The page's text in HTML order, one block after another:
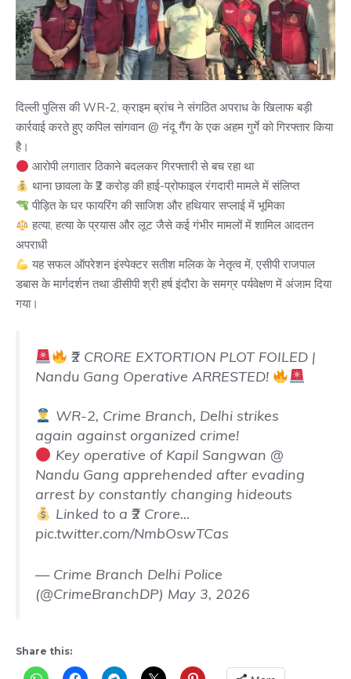
दिल्ली पुलिस की WR-2, क्राइम ब्रांच ने संगठित अपराध के खिलाफ बड़ी
कार्रवाई करते हुए कपिल सांगवान @ नंदू गैंग के एक अहम गुर्गे को गिरफ्तार किया
है।
आरोपी लगातार ठिकाने बदलकर गिरफ्तारी से बच रहा था
थाना छावला के ₹2 करोड़ की हाई-प्रोफाइल रंगदारी मामले में संलिप्त
पीड़ित के घर फायरिंग की साजिश और हथियार सप्लाई में भूमिका
हत्या, हत्या के प्रयास और लूट जैसे कई गंभीर मामलों में शामिल आदतन
अपराधी
यह सफल ऑपरेशन इंस्पेक्टर सतीश मलिक के नेतृत्व में, एसीपी राजपाल
डबास के मार्गदर्शन तथा डीसीपी श्री हर्ष इंदौरा के समग्र पर्यवेक्षण में अंजाम दिया
गया।
₹2 CRORE EXTORTION PLOT FOILED |
Nandu Gang Operative ARRESTED!
WR-2, Crime Branch, Delhi strikes
again against organized crime!
Key operative of Kapil Sangwan @
Nandu Gang apprehended after evading
arrest by constantly changing hideouts
Linked to a ₹2 Crore…
pic.twitter.com/NmbOswTCas
— Crime Branch Delhi Police
(@CrimeBranchDP) May 3, 2026
Share this: